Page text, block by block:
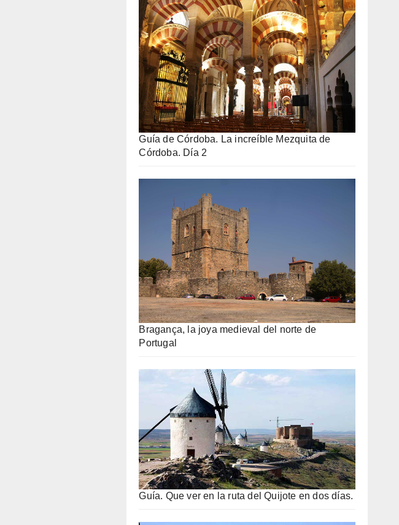
Guía de Córdoba. La increíble Mezquita de
Córdoba. Día 2
Bragança, la joya medieval del norte de
Portugal
Guía. Que ver en la ruta del Quijote en dos días.